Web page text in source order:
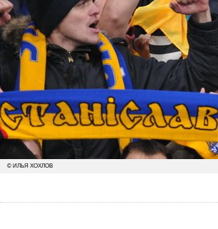
© ИЛЬЯ ХОХЛОВ